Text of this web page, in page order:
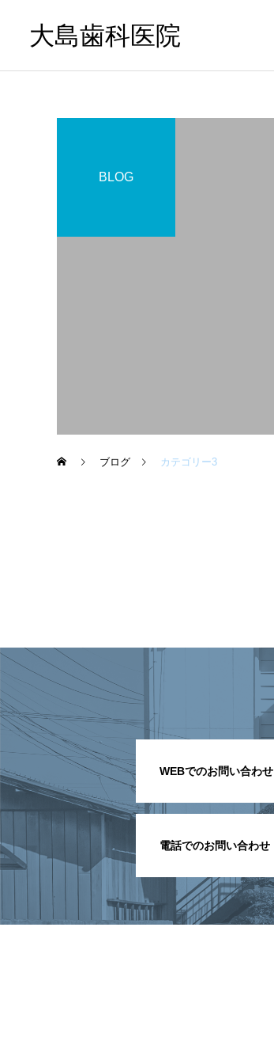
大島歯科医院
BLOG
ブログ カテゴリー3
WEBでのお問い合わせ
電話でのお問い合わせ